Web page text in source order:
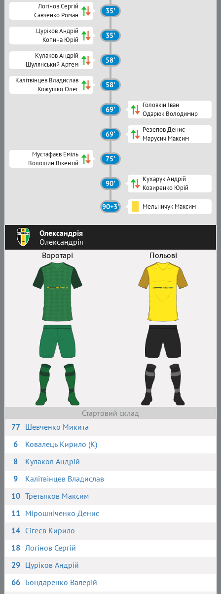
Олександрія
Олександрія
Воротарі
Польові
Стартовий склад
77 Шевченко Микита
6
Ковалець Кирило (К)
8
Кулаков Андрій
9
Калітвінцев Владислав
10 Третьяков Максим
11 Мірошніченко Денис
14 Сігеєв Кирило
18 Логінов Сергій
29 Цуріков Андрій
66 Бондаренко Валерій
Логінов Сергій
Савченко Роман
35'
Цуріков Андрій
Копина Юрій
35'
Кулаков Андрій
Шулянський Артем
58'
Калітвінцев Владислав
Кожушко Олег
58'
69'
Головкін Іван
Одарюк Володимир
69'
Резепов Денис
Марусич Максим
Мустафаєв Еміль
Волошин Вікентій
75'
90'
Кухарук Андрій
Козиренко Юрій
90+3' Мельничук Максим